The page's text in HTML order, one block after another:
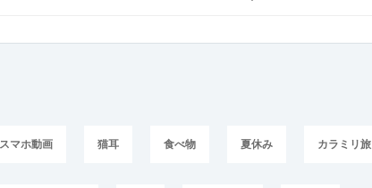
スマホ動画 猫耳 食べ物 夏休み カラミリ旅